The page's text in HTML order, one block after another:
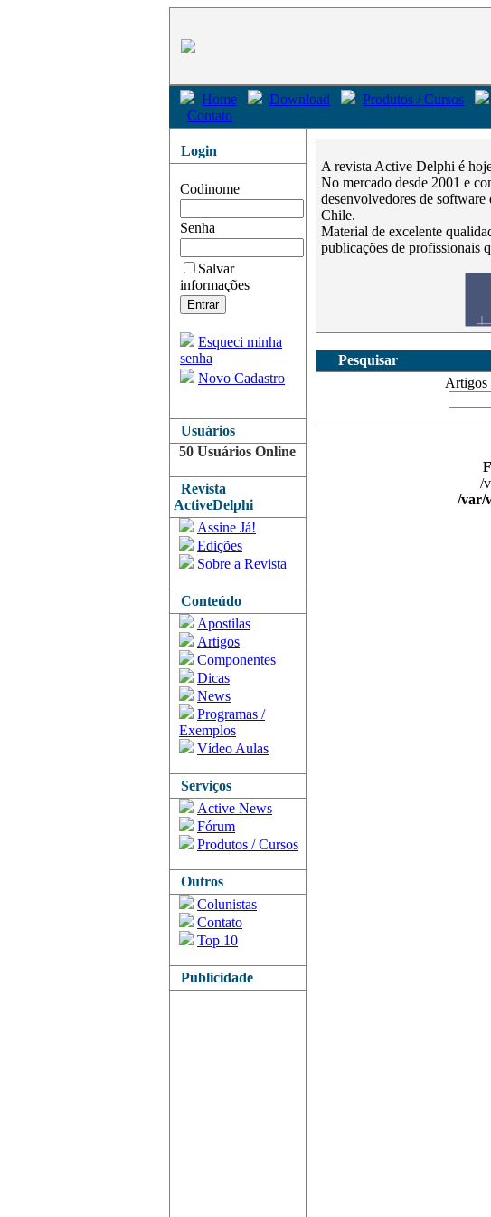
Home Download Produtos / Cursos
Contato
Login
Codinome
Senha
Salvar
informações
Esqueci minha
senha
Novo Cadastro
Usuários
50 Usuários Online
Revista
ActiveDelphi
Assine Já!
Edições
Sobre a Revista
Conteúdo
Apostilas
Artigos
Componentes
Dicas
News
Programas /
Exemplos
Vídeo Aulas
Serviços
Active News
Fórum
Produtos / Cursos
Outros
Colunistas
Contato
Top 10
Publicidade
A revista Active Delphi é
No mercado desde 2001 e
desenvolvedores de
Chile.
Material de excelente
publicações de profissionais
Pesquisar
Artigos /
/
/var/